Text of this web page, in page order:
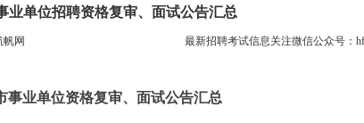
业单位招聘资格复审、面试公告汇总
帆网 最新招聘考试信息关注微信公众号：
事业单位资格复审、面试公告汇总